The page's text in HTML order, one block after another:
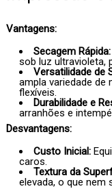
Vantagens:
Secagem Rápida:
sob luz ultravioleta,
Versatilidade de
ampla variedade de
flexíveis.
Durabilidade e
arranhões e
Desvantagens:
Custo Inicial:
caros.
Textura da
elevada, o que nem